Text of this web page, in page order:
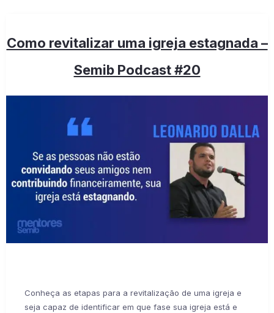
Como revitalizar uma igreja estagnada –
Semib Podcast #20
Conheça as etapas para a revitalização de uma igreja e
seja capaz de identificar em que fase sua igreja está e